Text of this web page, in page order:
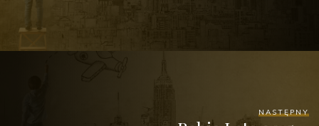
NASTĘPNY